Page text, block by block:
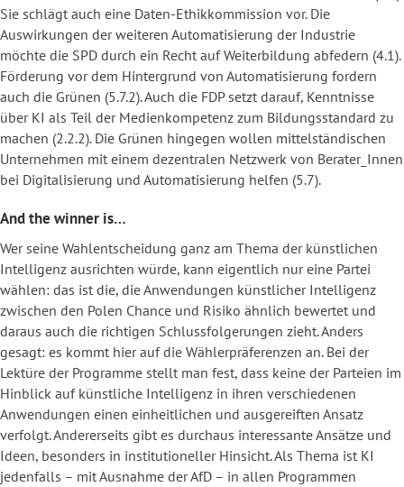
Sie schlägt auch eine Daten-Ethikkommission vor. Die
Auswirkungen der weiteren Automatisierung der Industrie
möchte die SPD durch ein Recht auf Weiterbildung abfedern (4.1).
Förderung vor dem Hintergrund von Automatisierung fordern
auch die Grünen (5.7.2). Auch die FDP setzt darauf, Kenntnisse
über KI als Teil der Medienkompetenz zum Bildungsstandard zu
machen (2.2.2). Die Grünen hingegen wollen mittelständischen
Unternehmen mit einem dezentralen Netzwerk von Berater_Innen
bei Digitalisierung und Automatisierung helfen (5.7).
And the winner is…
Wer seine Wahlentscheidung ganz am Thema der künstlichen
Intelligenz ausrichten würde, kann eigentlich nur eine Partei
wählen: das ist die, die Anwendungen künstlicher Intelligenz
zwischen den Polen Chance und Risiko ähnlich bewertet und
daraus auch die richtigen Schlussfolgerungen zieht. Anders
gesagt: es kommt hier auf die Wählerpräferenzen an. Bei der
Lektüre der Programme stellt man fest, dass keine der Parteien im
Hinblick auf künstliche Intelligenz in ihren verschiedenen
Anwendungen einen einheitlichen und ausgereiften Ansatz
verfolgt.Andererseits gibt es durchaus interessante Ansätze und
Ideen, besonders in institutioneller Hinsicht.Als Thema ist KI
jedenfalls – mit Ausnahme der AfD – in allen Programmen